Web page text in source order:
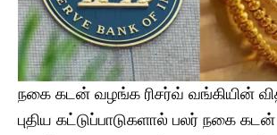
நகை கடன் வழங்க ரிசர்வ் வங்கியின்
புதிய கட்டுப்பாடுகளால் பலர் நகை கடன்